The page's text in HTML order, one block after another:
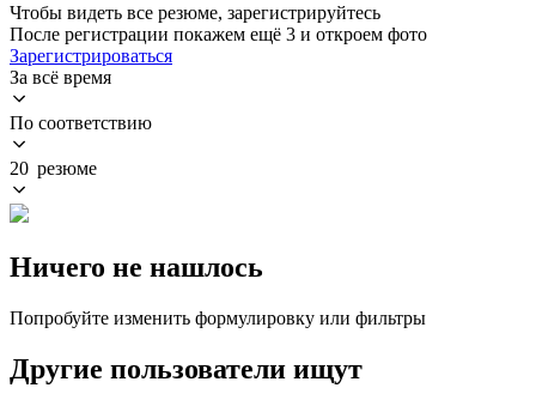
Чтобы видеть все резюме, зарегистрируйтесь
После регистрации покажем ещё 3 и откроем фото
Зарегистрироваться
За всё время
По соответствию
20 резюме
Ничего не нашлось
Попробуйте изменить формулировку или фильтры
Другие пользователи ищут